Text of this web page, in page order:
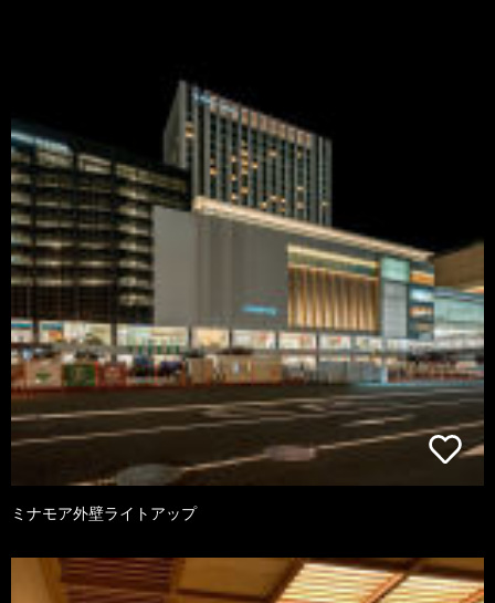
ミナモア外壁ライトアップ